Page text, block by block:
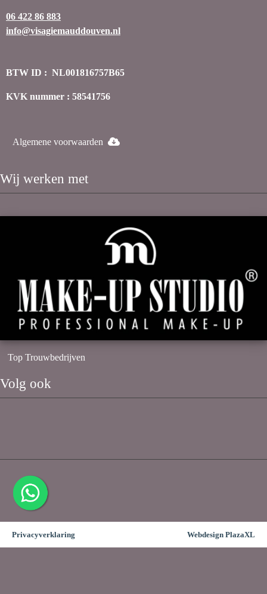
06 422 86 883
info@visagiemauddouven.nl
BTW ID : NL001816757B65
KVK nummer : 58541756
Algemene voorwaarden
Wij werken met
Top Trouwbedrijven
Volg ook
Privacyverklaring Webdesign PlazaXL